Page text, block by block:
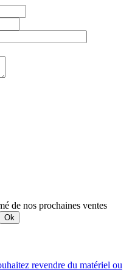
de nos prochaines ventes
Ok